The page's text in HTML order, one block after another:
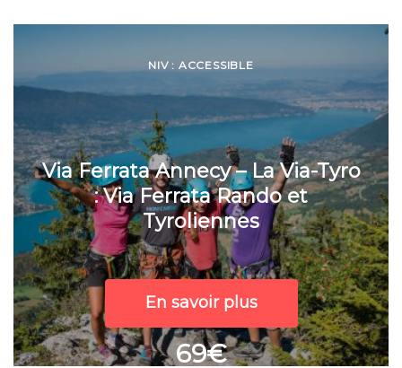
NIV : ACCESSIBLE
Via Ferrata Annecy – La Via-Tyro
: Via Ferrata Rando et
Tyroliennes
En savoir plus
69€